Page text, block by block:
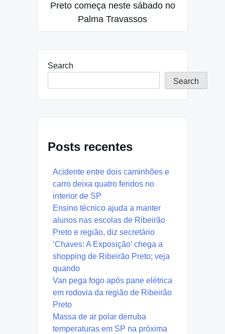
Preto começa neste sábado no
Palma Travassos
Search
Search
Posts recentes
Acidente entre dois caminhões e
carro deixa quatro feridos no
interior de SP
Ensino técnico ajuda a manter
alunos nas escolas de Ribeirão
Preto e região, diz secretário
‘Chaves: A Exposição’ chega a
shopping de Ribeirão Preto; veja
quando
Van pega fogo após pane elétrica
em rodovia da região de Ribeirão
Preto
Massa de ar polar derruba
temperaturas em SP na próxima